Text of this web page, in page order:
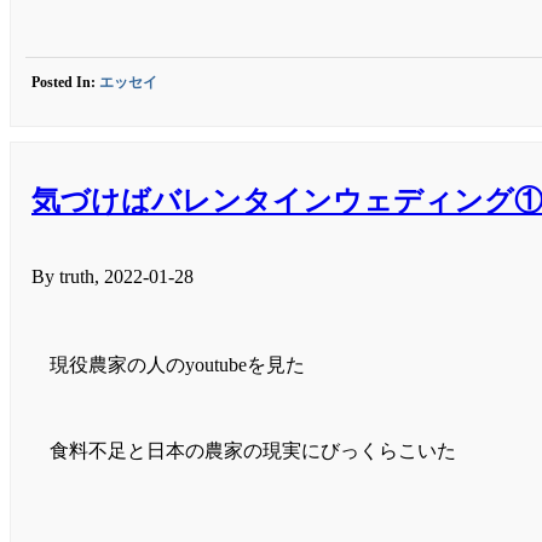
Posted In: エッセイ
気づけばバレンタインウェディング①
By truth, 2022-01-28
現役農家の人のyoutubeを見た
食料不足と日本の農家の現実にびっくらこいた